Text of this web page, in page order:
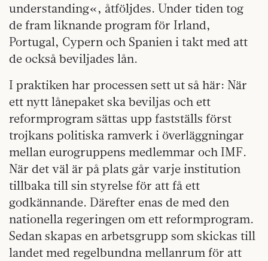
understanding«, åtföljdes. Under tiden tog
de fram liknande program för Irland,
Portugal, Cypern och Spanien i takt med att
de också beviljades lån.
I praktiken har processen sett ut så här: När
ett nytt lånepaket ska beviljas och ett
reformprogram sättas upp fastställs först
trojkans politiska ramverk i överläggningar
mellan eurogruppens medlemmar och IMF.
När det väl är på plats går varje institution
tillbaka till sin styrelse för att få ett
godkännande. Därefter enas de med den
nationella regeringen om ett reformprogram.
Sedan skapas en arbetsgrupp som skickas till
landet med regelbundna mellanrum för att